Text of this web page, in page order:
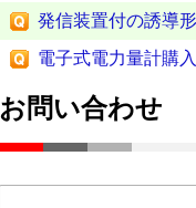
発信装置付の誘導
電子式電力量計購
お問い合わせ